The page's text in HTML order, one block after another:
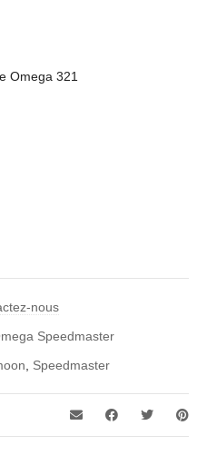
Omega 321
nous
Speedmaster
, Speedmaster